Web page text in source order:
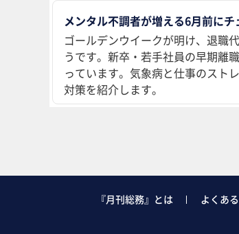
メンタル不調者が増える6月前に
ゴールデンウイークが明け、退職
うです。新卒・若手社員の早期離
っています。気象病と仕事のスト
対策を紹介します。
『月刊総務』とは よくあ